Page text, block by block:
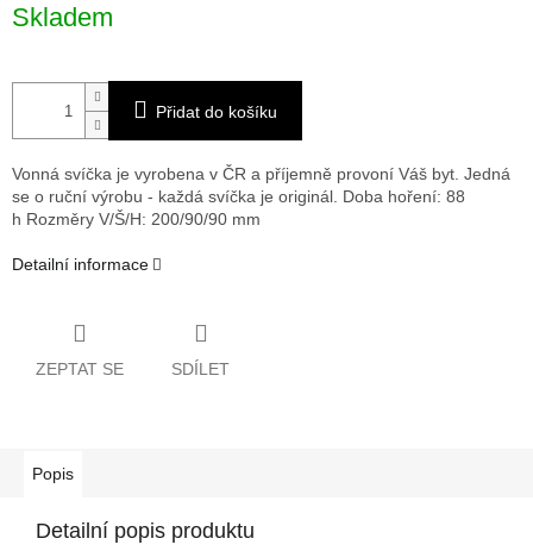
cena:
Skladem
Přidat do košíku
Vonná svíčka je vyrobena v ČR a příjemně provoní Váš byt. Jedná
se o ruční výrobu - každá svíčka je originál. Doba hoření: 88
h Rozměry V/Š/H: 200/90/90 mm
Detailní informace
ZEPTAT SE SDÍLET
Popis
Detailní popis produktu